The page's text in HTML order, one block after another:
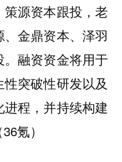
源资本跟投，老
金鼎资本、泽羽
融资资金将用于
突破性研发以及
程，并持续构建
氪）